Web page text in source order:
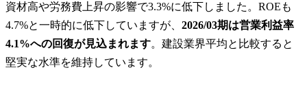
資材高や労務費上昇の影響で3.3%に低下しました。ROEも
4.7%と一時的に低下していますが、 2026/03期は営業利益率
4.1%への回復が見込まれます。建設業界平均と比較すると
堅実な水準を維持しています。